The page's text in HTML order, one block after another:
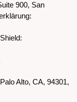
900, San
Alto, CA, 94301,